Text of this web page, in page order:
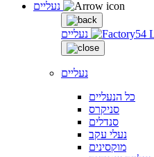
נעליים
נעליים
כל הנעליים
סניקרס
סנדלים
נעלי עקב
מוקסינים